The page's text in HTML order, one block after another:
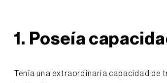
1. Poseía
Tenía una extraordinaria capacidad de